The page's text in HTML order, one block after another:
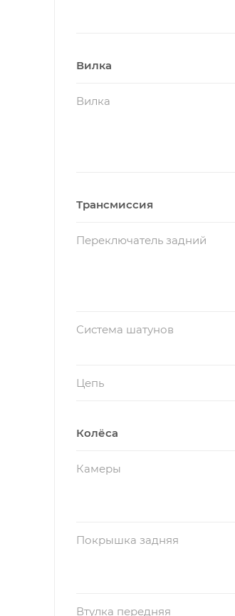
Вилка
Вилка
Трансмиссия
Переключатель задний
Система шатунов
Цепь
Колёса
Камеры
Покрышка задняя
Втулка передняя